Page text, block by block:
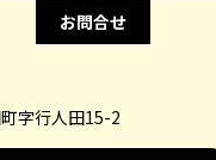
お問合せ
字行人田15-2